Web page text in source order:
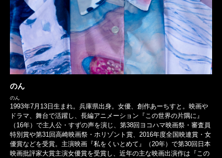
のん
のん
1993年7月13日生まれ。兵庫県出身。女優、創作あーちすと。映画や
ドラマ、舞台で活躍し、長編アニメーション『この世界の片隅に』
（16年）で主人公・すずの声を演じ、第38回ヨコハマ映画祭・審査員
特別賞や第31回高崎映画祭・ホリゾント賞、2016年度全国映連賞・女
優賞などを受賞。主演映画『私をくいとめて』（20年）で第30回日本
映画批評家大賞主演女優賞を受賞し、近年の主な映画出演作は『この